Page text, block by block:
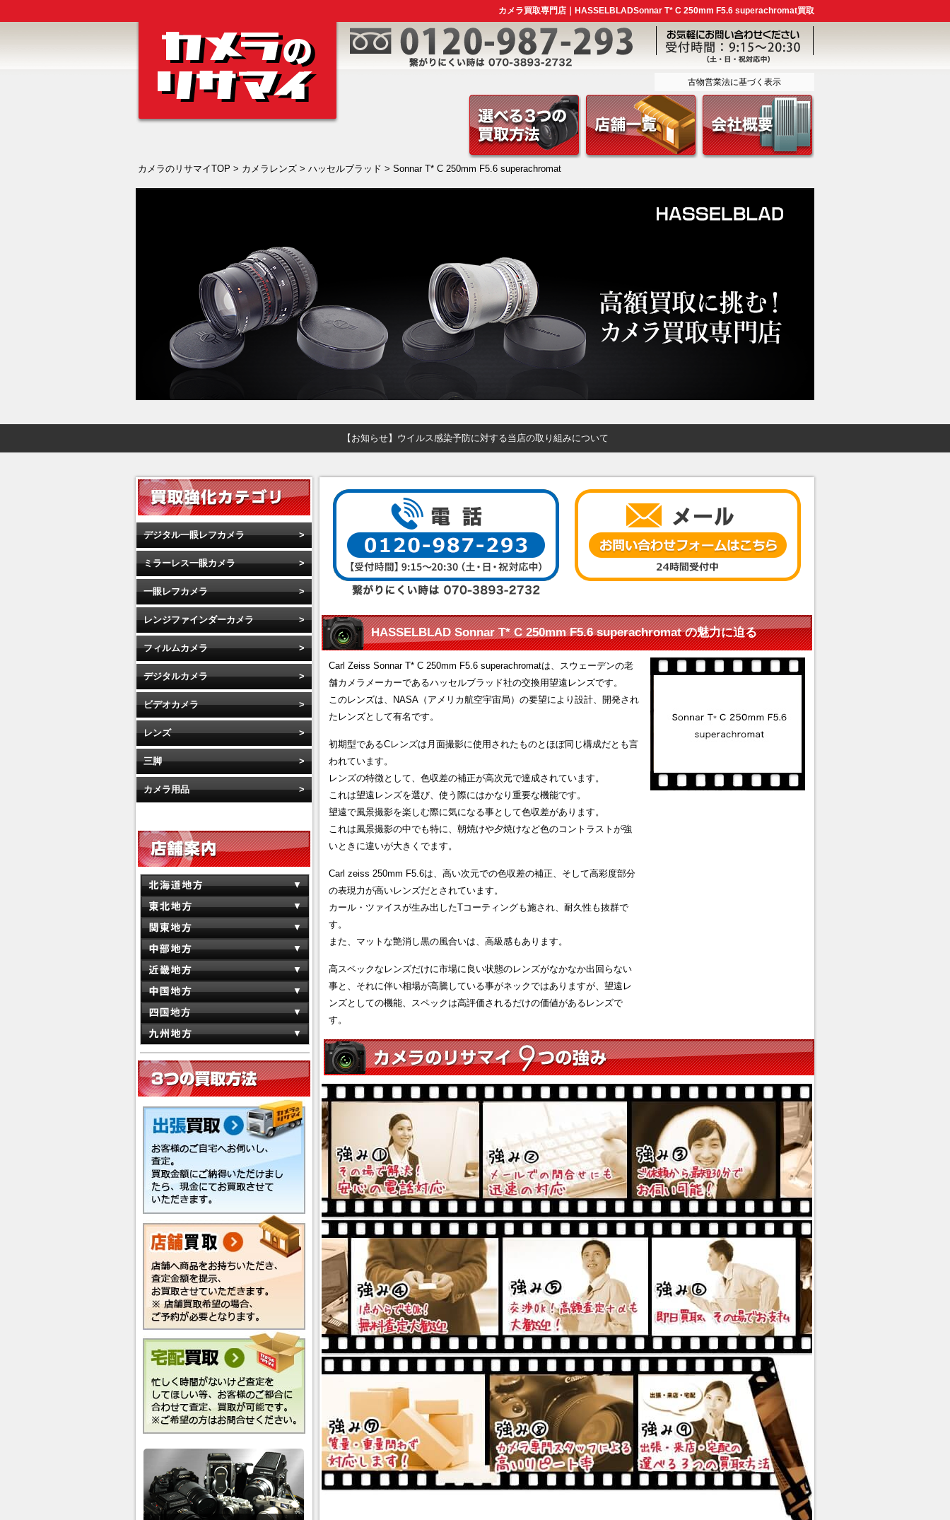
カメラ買取専門店｜HASSELBLADSonnar T* C 250mm F5.6 superachromat買取
古物営業法に基づく表示
カメラのリサマイTOP > カメラレンズ> ハッセルブラッド > Sonnar T* C 250mm F5.6 superachromat
【お知らせ】ウイルス感染予防に対する当店の取り組みについて
HASSELBLAD Sonnar T* C 250mm F5.6 superachromat の魅力に迫る
Carl Zeiss Sonnar T* C 250mm F5.6 superachromatは、スウェーデンの老
舗カメラメーカーであるハッセルブラッド社の交換用望遠レンズです。
このレンズは、NASA（アメリカ航空宇宙局）の要望により設計、開発され
たレンズとして有名です。
初期型であるCレンズは月面撮影に使用されたものとほぼ同じ構成だとも言
われています。
レンズの特徴として、色収差の補正が高次元で達成されています。
これは望遠レンズを選び、使う際にはかなり重要な機能です。
望遠で風景撮影を楽しむ際に気になる事として色収差があります。
これは風景撮影の中でも特に、朝焼けや夕焼けなど色のコントラストが強
いときに違いが大きくでます。
Carl zeiss 250mm F5.6は、高い次元での色収差の補正、そして高彩度部分
の表現力が高いレンズだとされています。
カール・ツァイスが生み出したTコーティングも施され、耐久性も抜群で
す。
また、マットな艶消し黒の風合いは、高級感もあります。
高スペックなレンズだけに市場に良い状態のレンズがなかなか出回らない
事と、それに伴い相場が高騰している事がネックではありますが、望遠レ
ンズとしての機能、スペックは高評価されるだけの価値があるレンズで
す。
デジタル一眼レフカメラ
ミラーレス一眼カメラ
一眼レフカメラ
レンジファインダーカメラ
フィルムカメラ
デジタルカメラ
ビデオカメラ
レンズ
三脚
カメラ用品